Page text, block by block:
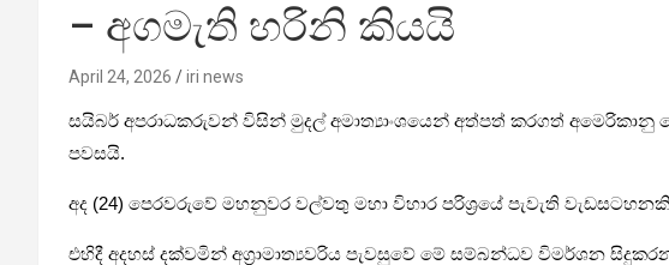
– අගමැති හරිනි කියයි
April 24, 2026 iri news
සයිබර් අපරාධකරුවන් විසින් මුදල් අමාත්‍යාංශයෙන් අත්පත් කරගත්
පවසයි.
අද (24) පෙරවරුවේ මහනුවර වල්වතු මහා විහාර පරිශ්‍රයේ පැවැති
එහිදී අදහස් දක්වමින් අග්‍රාමාත්‍යවරිය පැවසුවේ මේ සම්බන්ධව විමර්ශන